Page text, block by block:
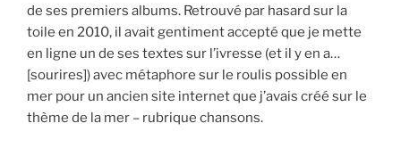
de ses premiers albums. Retrouvé par hasard sur la
toile en 2010, il avait gentiment accepté que je mette
en ligne un de ses textes sur l’ivresse (et il y en a…
[sourires]) avec métaphore sur le roulis possible en
mer pour un ancien site internet que j’avais créé sur le
thème de la mer – rubrique chansons.